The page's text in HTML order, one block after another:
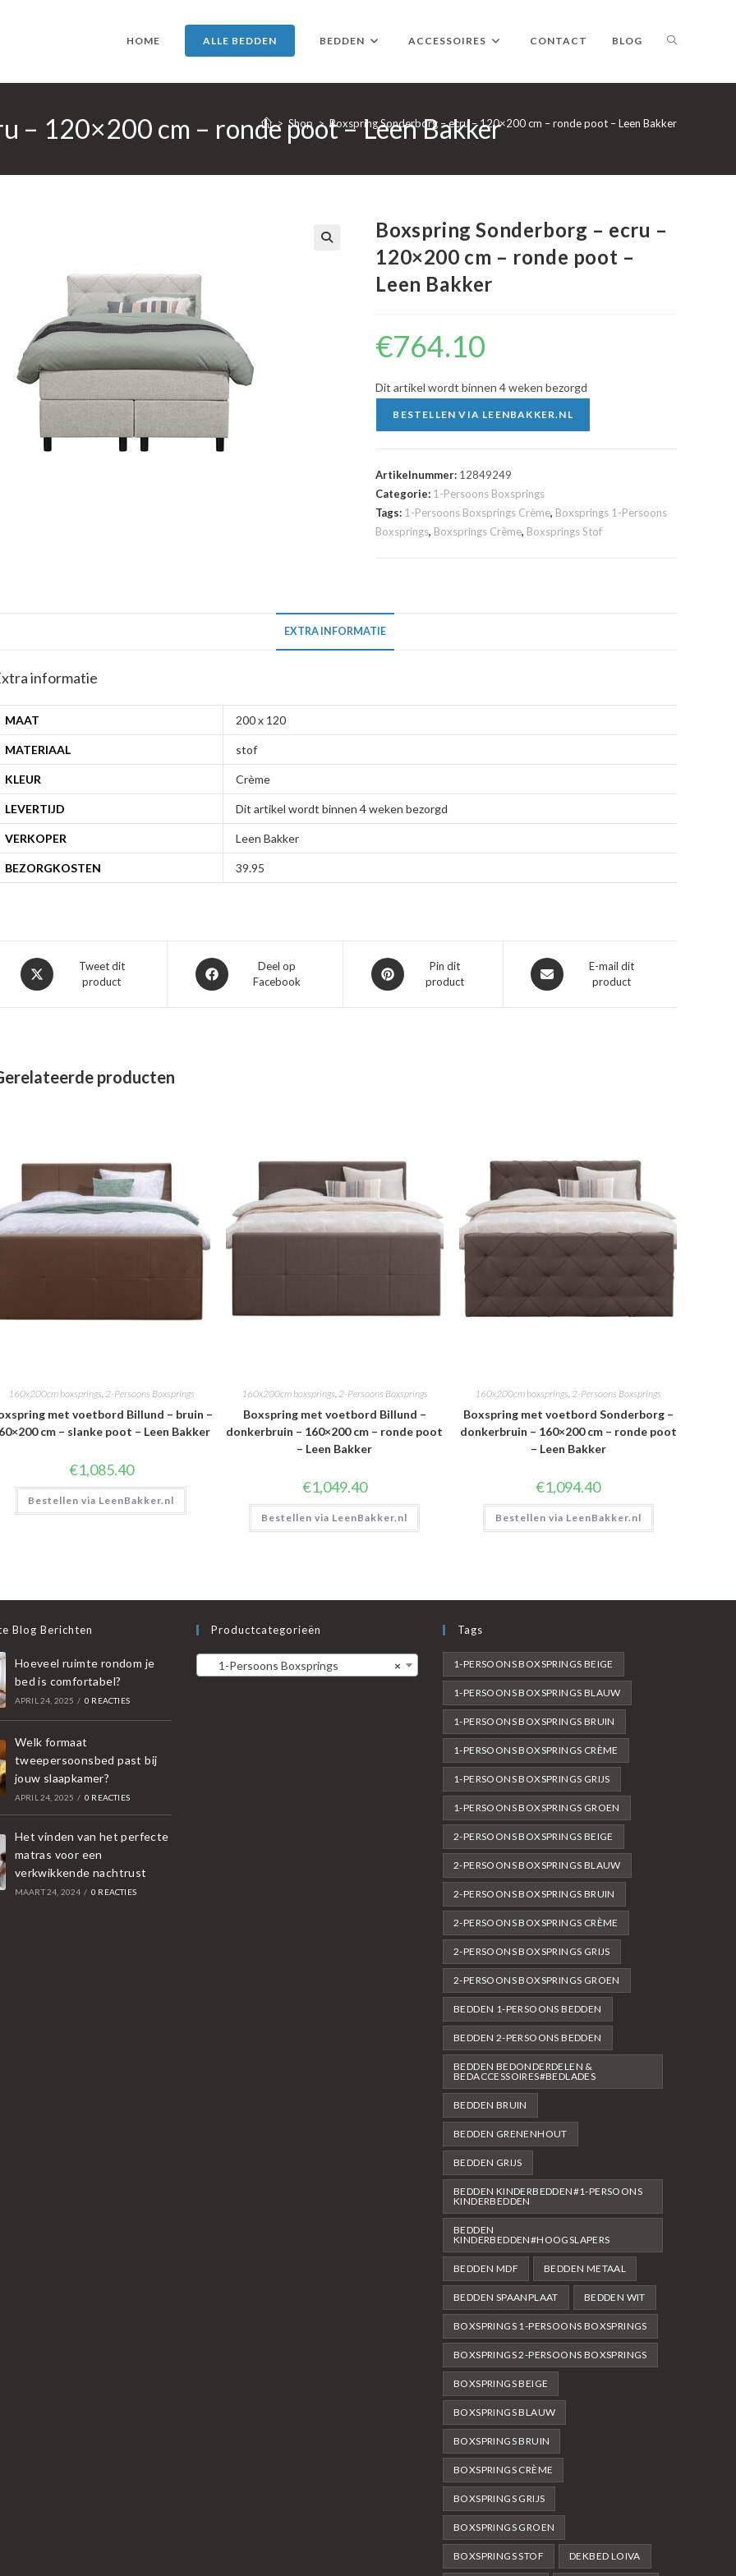
HOME ALLE BEDDEN BEDDEN ACCESSOIRES CONTACT BLOG TOGGLE
WEBSITE
– 120×200 cm – ronde poot – Leen Bakker
> Shop > Boxspring Sonderborg – ecru – 120×200 cm – ronde poot – Leen Bakker
Boxspring Sonderborg – ecru –
120×200 cm – ronde poot –
Leen Bakker
€764.10
Dit artikel wordt binnen 4 weken bezorgd
BESTELLEN VIA LEENBAKKER.NL
Artikelnummer: 12849249
Categorie: 1-Persoons Boxsprings
Tags: 1-Persoons Boxsprings Crème, Boxsprings 1-Persoons
Boxsprings, Boxsprings Crème, Boxsprings Stof
EXTRA INFORMATIE
informatie
MAAT 200 x 120
MATERIAAL stof
KLEUR Crème
LEVERTIJD Dit artikel wordt binnen 4 weken bezorgd
VERKOPER Leen Bakker
BEZORGKOSTEN 39.95
Opent
in
Tweet dit
product
Opent
in
Deel op
Facebook
Opent
in
Pin dit
product
Opent
in
E-mail dit
product
producten
160x200cm boxsprings,2-Persoons Boxsprings
met voetbord Billund – bruin –
cm – slanke poot – Leen Bakker
€1,085.40
Bestellen via LeenBakker.nl
160x200cm boxsprings,2-Persoons Boxsprings
Boxspring met voetbord Billund –
donkerbruin – 160×200 cm – ronde poot
– Leen Bakker
€1,049.40
Bestellen via LeenBakker.nl
160x200cm boxsprings,2-Persoons Boxsprings
Boxspring met voetbord Sonderborg –
donkerbruin – 160×200 cm – ronde poot
– Leen Bakker
€1,094.40
Bestellen via LeenBakker.nl
Blog Berichten
Hoeveel ruimte rondom je
bed is comfortabel?
APRIL 24, 2025 / 0 REACTIES
Welk formaat
tweepersoonsbed past bij
jouw slaapkamer?
APRIL 24, 2025 / 0 REACTIES
Het vinden van het perfecte
matras voor een
verkwikkende nachtrust
MAART 24, 2024 / 0 REACTIES
Productcategorieën
×
1-Persoons Boxsprings
Tags
1-PERSOONS BOXSPRINGS BEIGE
1-PERSOONS BOXSPRINGS BLAUW
1-PERSOONS BOXSPRINGS BRUIN
1-PERSOONS BOXSPRINGS CRÈME
1-PERSOONS BOXSPRINGS GRIJS
1-PERSOONS BOXSPRINGS GROEN
2-PERSOONS BOXSPRINGS BEIGE
2-PERSOONS BOXSPRINGS BLAUW
2-PERSOONS BOXSPRINGS BRUIN
2-PERSOONS BOXSPRINGS CRÈME
2-PERSOONS BOXSPRINGS GRIJS
2-PERSOONS BOXSPRINGS GROEN
BEDDEN 1-PERSOONS BEDDEN
BEDDEN 2-PERSOONS BEDDEN
BEDDEN BEDONDERDELEN &
BEDACCESSOIRES#BEDLADES
BEDDEN BRUIN
BEDDEN GRENENHOUT
BEDDEN GRIJS
BEDDEN KINDERBEDDEN#1-PERSOONS
KINDERBEDDEN
BEDDEN
KINDERBEDDEN#HOOGSLAPERS
BEDDEN MDF BEDDEN METAAL
BEDDEN SPAANPLAAT BEDDEN WIT
BOXSPRINGS 1-PERSOONS BOXSPRINGS
BOXSPRINGS 2-PERSOONS BOXSPRINGS
BOXSPRINGS BEIGE
BOXSPRINGS BLAUW
BOXSPRINGS BRUIN
BOXSPRINGS CRÈME
BOXSPRINGS GRIJS
BOXSPRINGS GROEN
BOXSPRINGS STOF DEKBED LOIVA